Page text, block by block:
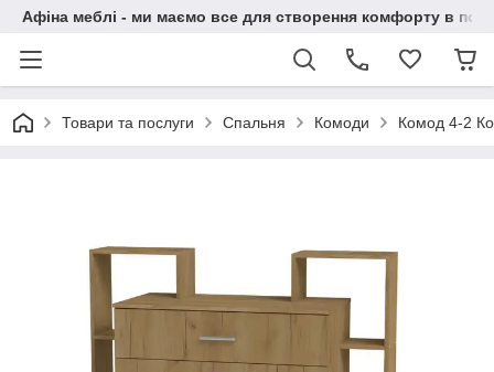
Афіна меблі - ми маємо все для створення комфорту в
Товари та послуги Спальня Комоди Комод 4-2